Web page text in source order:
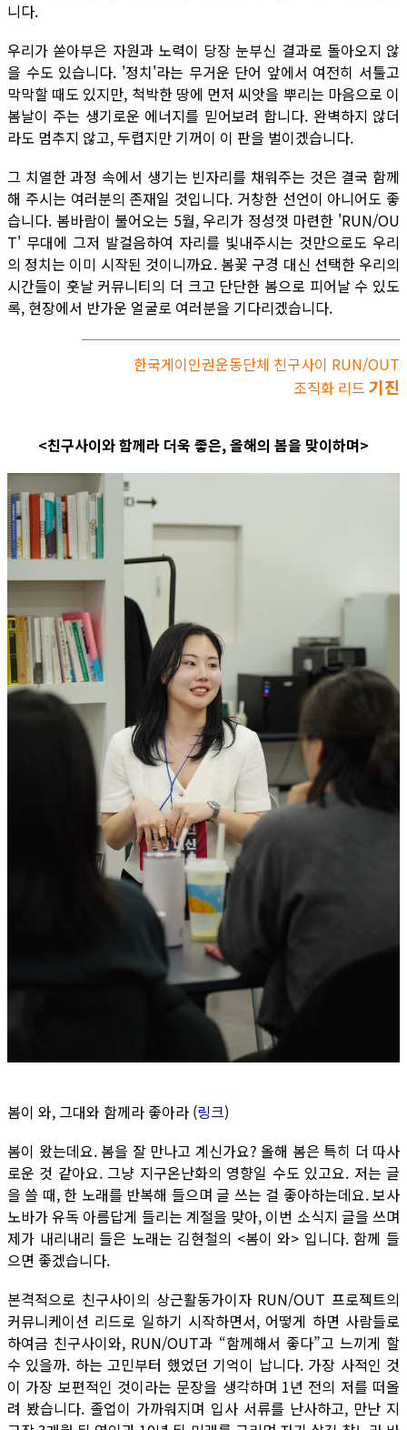
니다.
우리가 쏟아부은 자원과 노력이 당장 눈부신 결과로 돌아오지 않
을 수도 있습니다. '정치'라는 무거운 단어 앞에서 여전히 서툴고
막막할 때도 있지만, 척박한 땅에 먼저 씨앗을 뿌리는 마음으로 이
봄날이 주는 생기로운 에너지를 믿어보려 합니다. 완벽하지 않더
라도 멈추지 않고, 두렵지만 기꺼이 이 판을 벌이겠습니다.
그 치열한 과정 속에서 생기는 빈자리를 채워주는 것은 결국 함께
해 주시는 여러분의 존재일 것입니다. 거창한 선언이 아니어도 좋
습니다. 봄바람이 불어오는 5월, 우리가 정성껏 마련한 'RUN/OU
T' 무대에 그저 발걸음하여 자리를 빛내주시는 것만으로도 우리
의 정치는 이미 시작된 것이니까요. 봄꽃 구경 대신 선택한 우리의
시간들이 훗날 커뮤니티의 더 크고 단단한 봄으로 피어날 수 있도
록, 현장에서 반가운 얼굴로 여러분을 기다리겠습니다.
한국게이인권운동단체 친구사이 RUN/OUT
조직화 리드 기진
<친구사이와 함께라 더욱 좋은, 올해의 봄을 맞이하며>
봄이 와, 그대와 함께라 좋아라 (링크)
봄이 왔는데요. 봄을 잘 만나고 계신가요? 올해 봄은 특히 더 따사
로운 것 같아요. 그냥 지구온난화의 영향일 수도 있고요. 저는 글
을 쓸 때, 한 노래를 반복해 들으며 글 쓰는 걸 좋아하는데요. 보사
노바가 유독 아름답게 들리는 계절을 맞아, 이번 소식지 글을 쓰며
제가 내리내리 들은 노래는 김현철의 <봄이 와> 입니다. 함께 들
으면 좋겠습니다.
본격적으로 친구사이의 상근활동가이자 RUN/OUT 프로젝트의
커뮤니케이션 리드로 일하기 시작하면서, 어떻게 하면 사람들로
하여금 친구사이와, RUN/OUT과 “함께해서 좋다”고 느끼게 할
수 있을까. 하는 고민부터 했었던 기억이 납니다. 가장 사적인 것
이 가장 보편적인 것이라는 문장을 생각하며 1년 전의 저를 떠올
려 봤습니다. 졸업이 가까워지며 입사 서류를 난사하고, 만난 지